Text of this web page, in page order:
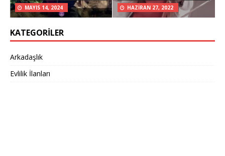
MAYIS 14, 2024 HAZIRAN 27, 2022
KATEGORILER
Arkadaşlık
Evlilik İlanları